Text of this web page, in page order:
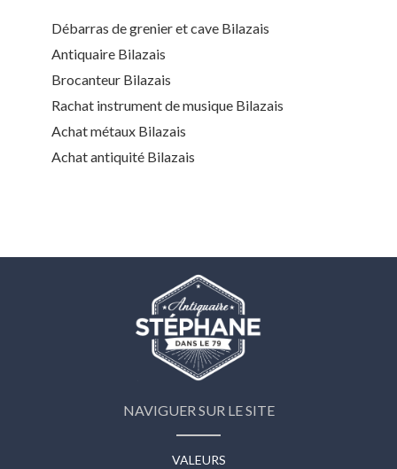
Débarras de grenier et cave Bilazais
Antiquaire Bilazais
Brocanteur Bilazais
Rachat instrument de musique Bilazais
Achat métaux Bilazais
Achat antiquité Bilazais
NAVIGUER SUR LE SITE
VALEURS